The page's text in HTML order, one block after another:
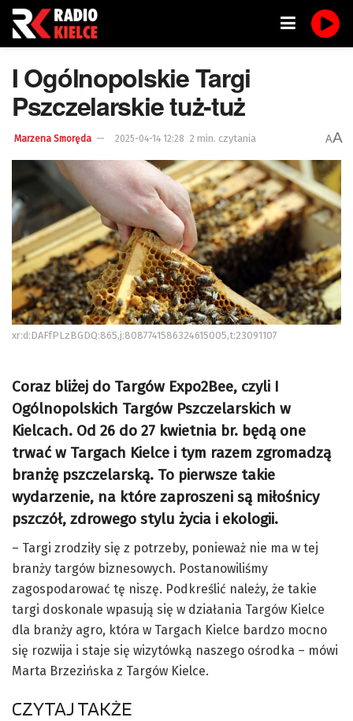
I Ogólnopolskie Targi
Pszczelarskie tuż-tuż
Marzena Smoręda 2025-04-14 12:28 2 min. czytania AA
xr:d:DAFfPLzBGDQ:865,j:8087741586324615005,t:23091107
Coraz bliżej do Targów Expo2Bee, czyli I
Ogólnopolskich Targów Pszczelarskich w
Kielcach. Od 26 do 27 kwietnia br. będą one
trwać w Targach Kielce i tym razem zgromadzą
branżę pszczelarską. To pierwsze takie
wydarzenie, na które zaproszeni są miłośnicy
pszczół, zdrowego stylu życia i ekologii.
– Targi zrodziły się z potrzeby, ponieważ nie ma w tej
branży targów biznesowych. Postanowiliśmy
zagospodarować tę niszę. Podkreślić należy, że takie
targi doskonale wpasują się w działania Targów Kielce
dla branży agro, która w Targach Kielce bardzo mocno
się rozwija i staje się wizytówką naszego ośrodka – mówi
Marta Brzezińska z Targów Kielce.
CZYTAJ TAKŻE